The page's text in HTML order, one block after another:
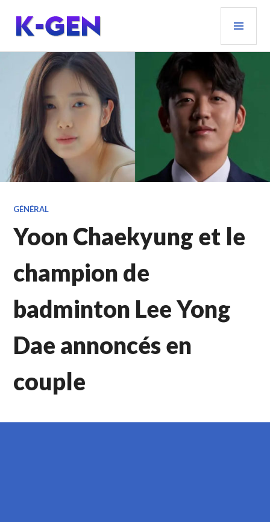
contenu
principal
K-GEN
GÉNÉRAL
Yoon Chaekyung et le
champion de
badminton Lee Yong
Dae annoncés en
couple